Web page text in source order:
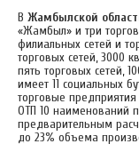
В Жамбылской
«Жамбыл» и три
филиальных сетей и
торговых сетей, 3000
пять торговых сетей,
имеет 11 социальных
торговые
ОТП 10 наименований
предварительным
до 23% объема